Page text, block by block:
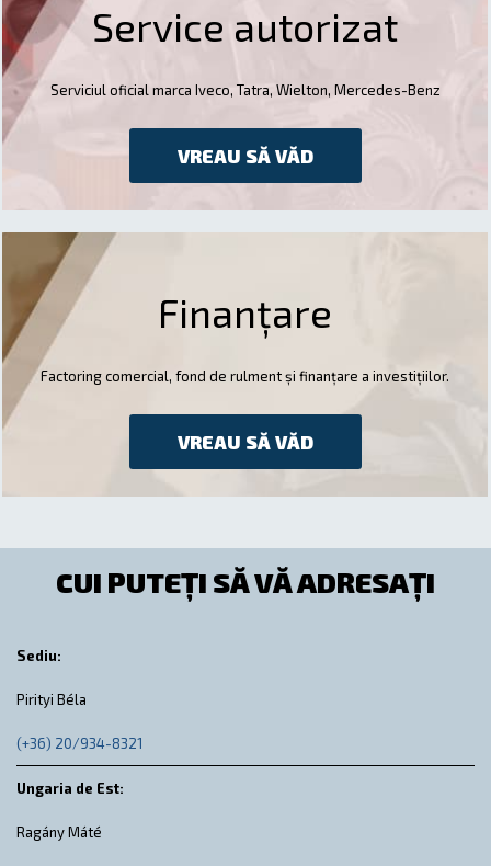
Service autorizat
Serviciul oficial marca Iveco, Tatra, Wielton, Mercedes-Benz
VREAU SĂ VĂD
Finanțare
Factoring comercial, fond de rulment și finanțare a investițiilor.
VREAU SĂ VĂD
CUI PUTEȚI SĂ VĂ ADRESAȚI
Sediu:
Pirityi Béla
(+36) 20/934-8321
Ungaria de Est:
Ragány Máté